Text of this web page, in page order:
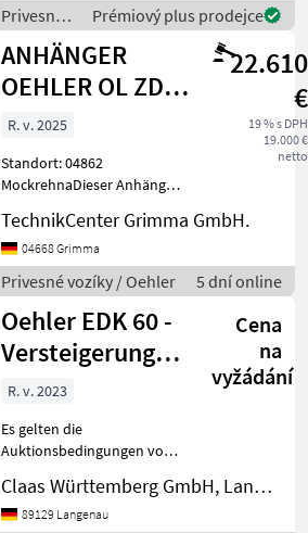
Kornschieber, 4 stufiger
Kippzylinder s
Privesné
vozíky /
Oehler
Prémiový plus prodejce
ANHÄNGER
OEHLER OL ZDK
HW 180
22.610
€
19 % s DPH
19.000 €
netto
R. v. 2025
Standort: 04862
MockrehnaDieser Anhänger
auction.com versteigert. |
Interne Nr.: 11234342
Privesné vozíky Sklápacie
vozidlo
TechnikCenter Grimma GmbH.
04668 Grimma
Privesné vozíky / Oehler 5 dní online
Oehler EDK 60 -
Versteigerung
über ab-auction
Cena
na
vyžádání
R. v. 2023
Es gelten die
Auktionsbedingungen von
Seitenkipper Typ: OL EDK
60 6t zulässiges
Claas Württemberg GmbH, Langenau
89129 Langenau